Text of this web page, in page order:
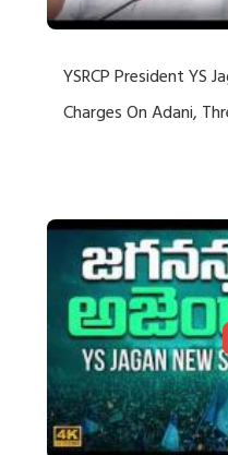
YSRCP President YS
Charges On Adani,